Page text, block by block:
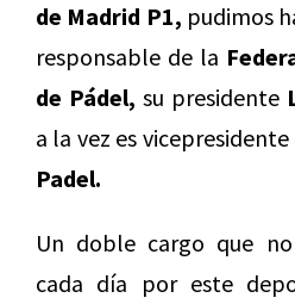
de Madrid P1, pudimos
responsable de la
de Pádel, su presidente
a la vez es
Padel.
Un doble cargo que
cada día por este